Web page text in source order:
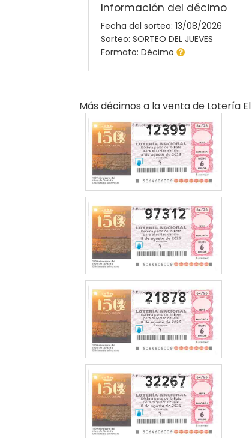
Información del décimo
Fecha del sorteo: 13/08/2026
Sorteo: SORTEO DEL JUEVES
Formato: Décimo
Más décimos a la venta de Lotería
12399
97312
21878
32267